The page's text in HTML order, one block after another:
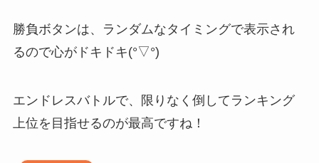
勝負ボタンは、
ランダムなタイミングで表示され
るので心がドキドキ(°▽°)
エンドレスバトルで、限りなく倒してランキング
上位を目指せるのが最高ですね！